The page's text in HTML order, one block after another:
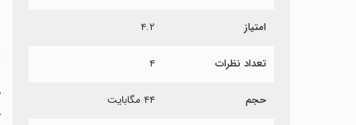
امتیاز ۴.۲
تعداد نظرات ۴
حجم ۴۴ مگابایت